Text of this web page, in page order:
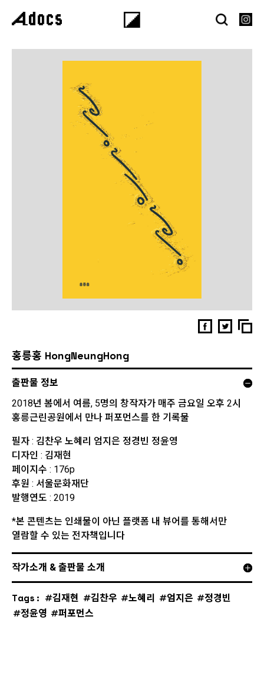
홍릉홍 HongNeungHong
출판물 정보
2018년 봄에서 여름, 5명의 창작자가 매주 금요일 오후 2시
홍릉근린공원에서 만나 퍼포먼스를 한 기록물
필자 : 김찬우 노혜리 엄지은 정경빈 정윤영
디자인 : 김재현
페이지수 : 176p
후원 : 서울문화재단
발행연도 : 2019
*본 콘텐츠는 인쇄물이 아닌 플랫폼 내 뷰어를 통해서만
열람할 수 있는 전자책입니다
작가소개 & 출판물 소개
Tags: 김재현 김찬우 노혜리 엄지은
정경빈
정윤영
퍼포먼스